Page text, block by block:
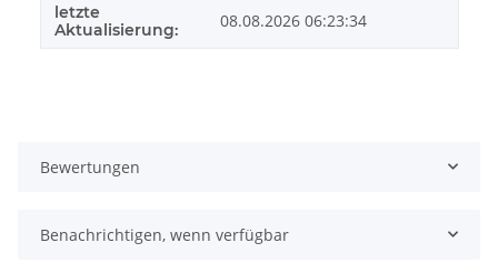
letzte
Aktualisierung:
08.08.2026 06:23:34
Bewertungen
Benachrichtigen, wenn verfügbar